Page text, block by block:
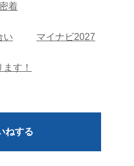
着
い マイナビ2027
す！
ねする